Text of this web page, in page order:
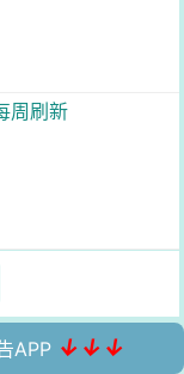
周刷新
APP ↓↓↓